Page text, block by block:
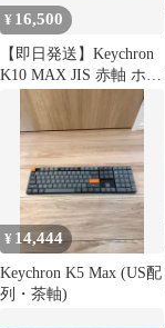
¥ 16,500
【即日発送】Keychron
K10 MAX JIS 赤軸 ホッ
トスワップ対応
¥ 14,444
Keychron K5 Max (US配
列・茶軸)